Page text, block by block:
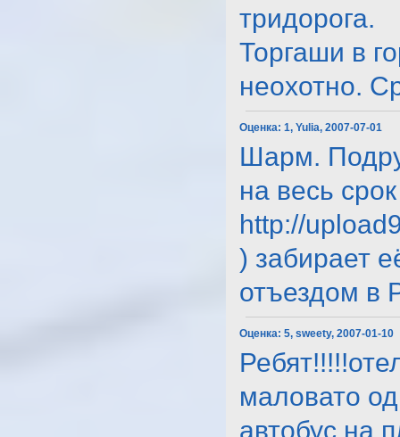
тридорога.
Торгаши в
неохотно.
Оценка:1, Yulia, 2007-07-01
Шарм.
на весь
http://
) забирает
отъездом в
Оценка:5, sweety, 2007-01-10
маловато
автобус на